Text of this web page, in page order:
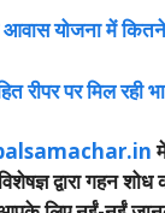
योजना में
रीपर पर मिल
द्वारा गहन